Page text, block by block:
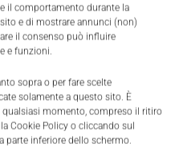
il comportamento durante la
e di mostrare annunci (non)
il consenso può influire
e funzioni.
sopra o per fare scelte
solamente a questo sito. È
momento, compreso il ritiro
Cookie Policy o cliccando sul
parte inferiore dello schermo.